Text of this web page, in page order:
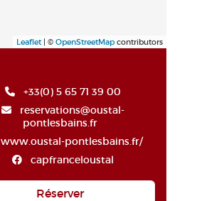
Leaflet| © OpenStreetMap contributors
+33(0) 5 65 71 39 00
reservations@oustal-
pontlesbains.fr
www.oustal-pontlesbains.fr/
capfranceloustal
Réserver